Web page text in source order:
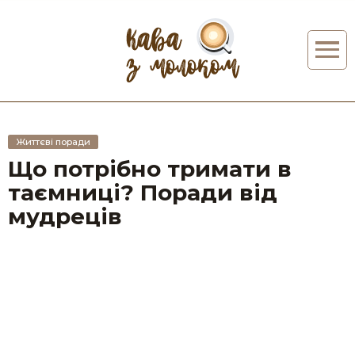
Життєві поради
Що потрібно тримати в
таємниці? Поради від
мудреців